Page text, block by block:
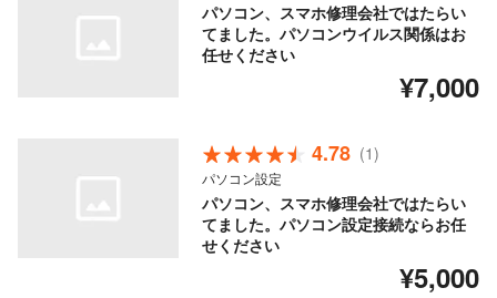
パソコン、スマホ修理会社ではたらい
てました。パソコンウイルス関係はお
任せください
¥7,000
4.78 (1)
パソコン設定
パソコン、スマホ修理会社ではたらい
てました。パソコン設定接続ならお任
せください
¥5,000